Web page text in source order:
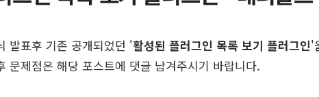
발표후 기존 공개되었던 '활성된 플러그인 목록 보기 플러그인'
문제점은 해당 포스트에 댓글 남겨주시기 바랍니다.